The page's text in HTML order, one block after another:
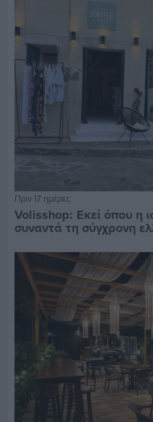
Πριν 17 ημέρες
Volisshop: Εκεί όπου η
συναντά τη σύγχρονη